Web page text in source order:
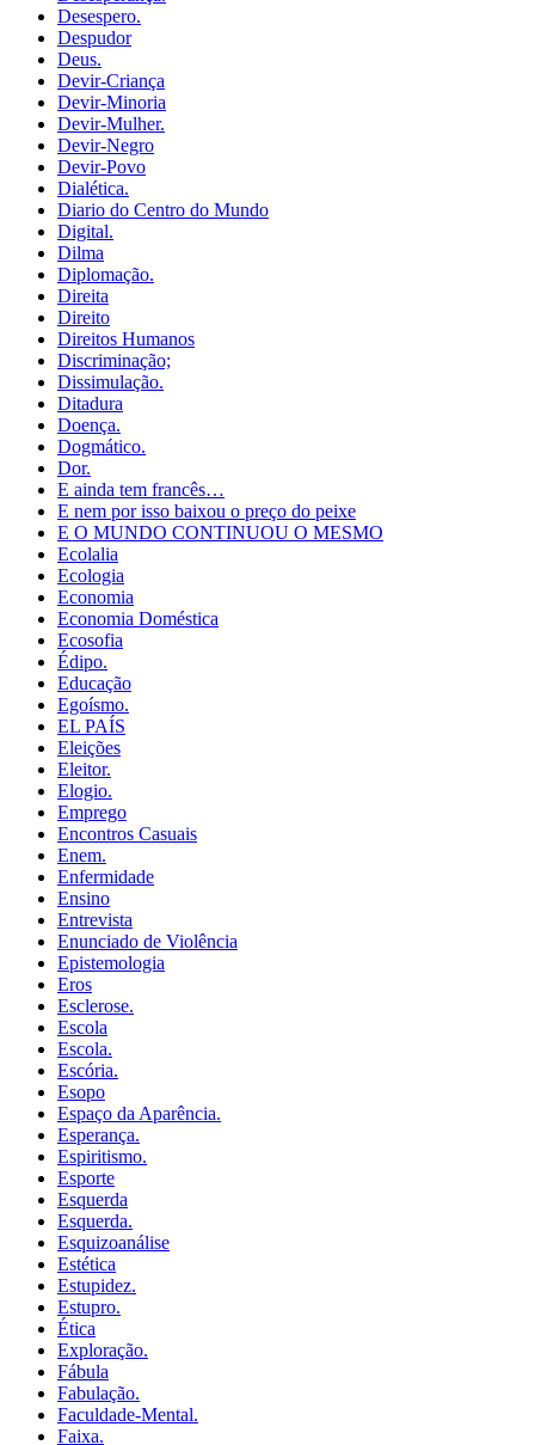
Desespero.
Despudor
Deus.
Devir-Criança
Devir-Minoria
Devir-Mulher.
Devir-Negro
Devir-Povo
Dialética.
Diario do Centro do Mundo
Digital.
Dilma
Diplomação.
Direita
Direito
Direitos Humanos
Discriminação;
Dissimulação.
Ditadura
Doença.
Dogmático.
Dor.
E ainda tem francês…
E nem por isso baixou o preço do peixe
E O MUNDO CONTINUOU O MESMO
Ecolalia
Ecologia
Economia
Economia Doméstica
Ecosofia
Édipo.
Educação
Egoísmo.
EL PAÍS
Eleições
Eleitor.
Elogio.
Emprego
Encontros Casuais
Enem.
Enfermidade
Ensino
Entrevista
Enunciado de Violência
Epistemologia
Eros
Esclerose.
Escola
Escola.
Escória.
Esopo
Espaço da Aparência.
Esperança.
Espiritismo.
Esporte
Esquerda
Esquerda.
Esquizoanálise
Estética
Estupidez.
Estupro.
Ética
Exploração.
Fábula
Fabulação.
Faculdade-Mental.
Faixa.